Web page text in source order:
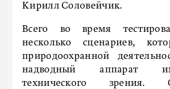
Кирилл Соловейчик.
Всего во время
несколько сценариев,
природоохранной
надводный аппарат
технического